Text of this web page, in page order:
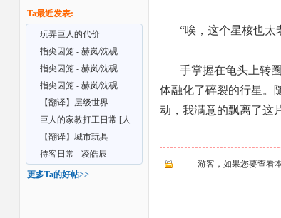
Ta最近发表:
玩弄巨人的代价
指尖囚笼 - 赫岚/沈砚
2026/4/20 【第三章
指尖囚笼 - 赫岚/沈砚
2026/3/20 更新第二
指尖囚笼 - 赫岚/沈砚
2026/3/5 更新第一章
【翻译】层级世界
2026/1/29
巨人的家教打工日常 [人
类-巨人-巨神] 2026
【翻译】城市玩具
待客日常 - 凌皓辰
更多Ta的好帖>>
“唉，这个星核也
手掌握在龟头上转
体融化了碎裂的行星。
动，我满意的飘离了这
游客，如果您要查看